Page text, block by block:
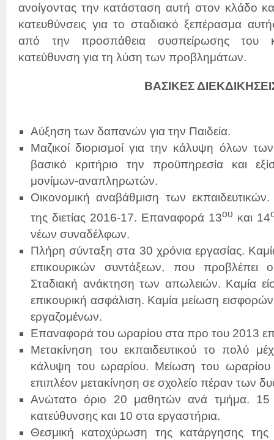
ανοίγοντας την κατάσταση αυτή στον κλάδο
κατευθύνσεις για το σταδιακό ξεπέρασμα
από την προσπάθεια συσπείρωσης του
κατεύθυνση για τη λύση των προβλημάτων.
ΒΑΣΙΚΕΣ
Αύξηση των δαπανών για την Παιδεία.
Μαζικοί διορισμοί για την κάλυψη όλων
βασικό κριτήριο την προϋπηρεσία και
μονίμων-αναπληρωτών.
Οικονομική αναβάθμιση των
της διετίας 2016-17. Επαναφορά 13ου και 14
νέων συναδέλφων.
Πλήρη σύνταξη στα 30 χρόνια εργασίας.
επικουρικών συντάξεων, που προβλέπει
Σταδιακή ανάκτηση των απωλειών. Καμία
επικουρική ασφάλιση. Καμία μείωση
εργαζομένων.
Επαναφορά του ωραρίου στα προ του 2013
Μετακίνηση του εκπαιδευτικού το πολύ
κάλυψη του ωραρίου. Μείωση του
επιπλέον μετακίνηση σε σχολείο πέραν των
Ανώτατο όριο 20 μαθητών ανά τμήμα. 15
κατεύθυνσης και 10 στα εργαστήρια.
Θεσμική κατοχύρωση της κατάργησης της